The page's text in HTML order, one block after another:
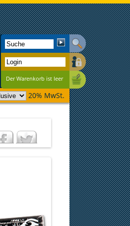
Der Warenkorb ist leer
20% MwSt.